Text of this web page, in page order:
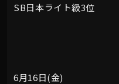
SB日本ライト級3位
6月16日(金)